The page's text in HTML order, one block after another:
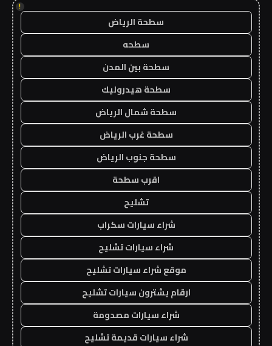
!
سطحة الرياض
سطحه
سطحة بين المدن
سطحة هيدروليك
سطحة شمال الرياض
سطحة غرب الرياض
سطحة جنوب الرياض
اقرب سطحة
تشليح
شراء سيارات سكراب
شراء سيارات تشليح
موقع شراء سيارات تشليح
ارقام يشترون سيارات تشليح
شراء سيارات مصدومة
شراء سيارات قديمة تشليح